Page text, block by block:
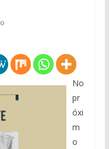
No
pr
óxi
m
o